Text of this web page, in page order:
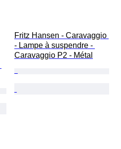
Fritz Hansen - Caravaggio
- Lampe à suspendre -
Caravaggio P2 - Métal